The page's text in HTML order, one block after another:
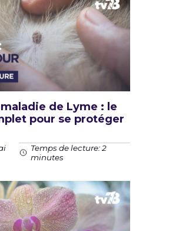
de Lyme : le
pour se protéger
Temps de lecture: 2
minutes